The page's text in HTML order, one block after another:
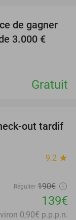
de gagner
3.000 €
Gratuit
27%
out tardif
9.2 star
Régulier 190€
139€
0,90€ p.p.p.n.